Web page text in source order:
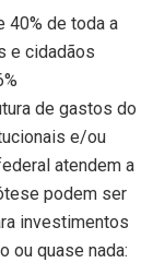
40% de toda a
e cidadãos
de gastos do
e/ou
atendem a
podem ser
investimentos
ou quase nada: